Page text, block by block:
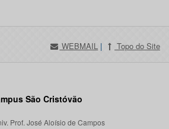
WEBMAIL | Topo do Site
São Cristóvão
Prof. José Aloísio de Campos